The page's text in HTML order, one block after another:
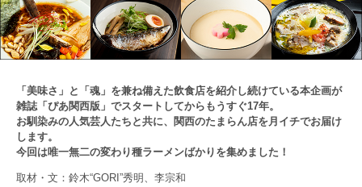
「美味さ」と「魂」を兼ね備えた飲食店を紹介し続けている本企画が
雑誌「ぴあ関西版」でスタートしてからもうすぐ17年。
お馴染みの人気芸人たちと共に、関西のたまらん店を月イチでお届け
します。
今回は唯一無二の変わり種ラーメンばかりを集めました！
取材・文：鈴木“GORI”秀明、李宗和